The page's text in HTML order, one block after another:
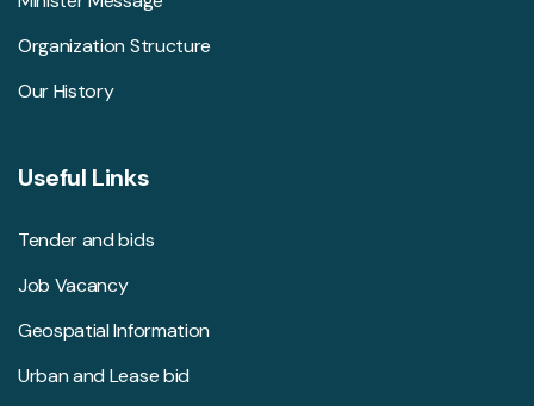
Organization Structure
Our History
Useful Links
Tender and bids
Job Vacancy
Geospatial Information
Urban and Lease bid